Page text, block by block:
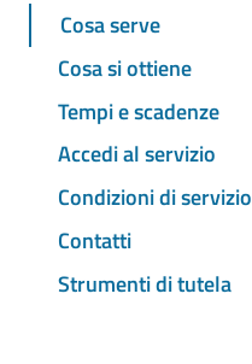
Cosa serve
Cosa si ottiene
Tempi e scadenze
Accedi al servizio
Condizioni di servizio
Contatti
Strumenti di tutela